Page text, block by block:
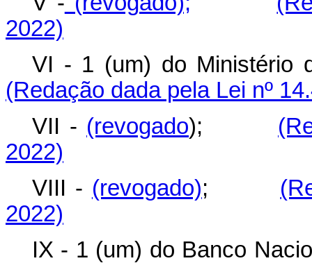
2022)
VI - 1 (um) do
(Redação dada pela Lei nº
VII - (revogado);
2022)
VIII - (revogado);
2022)
IX - 1 (um) do Banco